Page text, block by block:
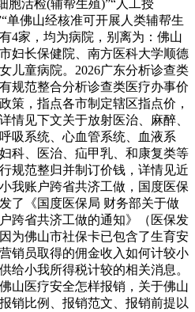
胞活检(辅帮生殖)”“人工授
单佛山经核准可开展人类辅帮生
4家，均为病院，别离为：佛山
妇长保健院、南方医科大学顺德
儿童病院。2026广东分析诊查类
规范整合分析诊查类医疗办事价
策，指点各市制定辖区指点价，
情见下文关于放射医治、麻醉、
吸系统、心血管系统、血液系
科、医治、疝甲乳、和康复类等
规范整归并制订价钱，详情见近
我账户跨省共济工做，国度医保
了《国度医保局 财务部关于做
跨省共济工做的通知》（医保发
为佛山市社保卡已包含了生育安
销员取得的佣金收入如何计较小
给小我所得税计较的相关消息。
山医疗安全怎样报销，关于佛山
销比例、报销范文、报销前提以